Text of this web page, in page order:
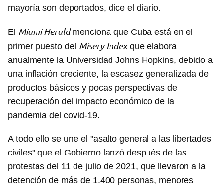
mayoría son deportados, dice el diario.
El Miami Heraldmenciona que Cuba está en el
primer puesto del Misery Indexque elabora
anualmente la Universidad Johns Hopkins, debido a
una inflación creciente, la escasez generalizada de
productos básicos y pocas perspectivas de
recuperación del impacto económico de la
pandemia del covid-19.
A todo ello se une el "asalto general a las libertades
civiles" que el Gobierno lanzó después de las
protestas del 11 de julio de 2021, que llevaron a la
detención de más de 1.400 personas, menores